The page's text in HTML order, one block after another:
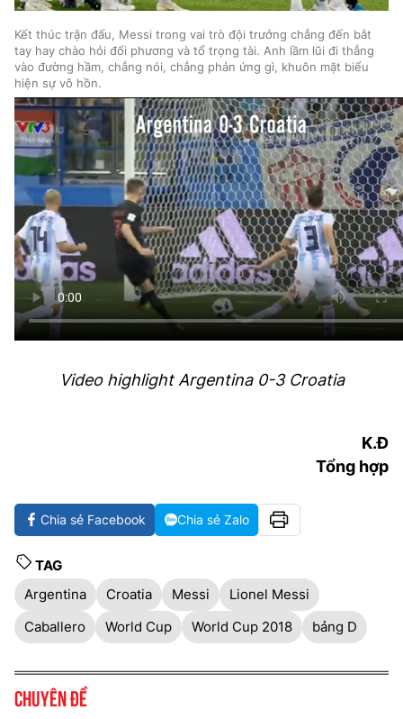
Kết thúc trận đấu, Messi trong vai trò đội trưởng chẳng đến bắt
tay hay chào hỏi đối phương và tổ trọng tài. Anh lầm lũi đi thẳng
vào đường hầm, chẳng nói, chẳng phản ứng gì, khuôn mặt biểu
hiện sự vô hồn.
Video highlight Argentina 0-3 Croatia
K.Đ
Tổng hợp
Chia sẻ Facebook Chia sẻ Zalo
TAG
Argentina
Croatia Messi
Lionel Messi
Caballero
World Cup World Cup 2018 bảng D
Chuyên đề